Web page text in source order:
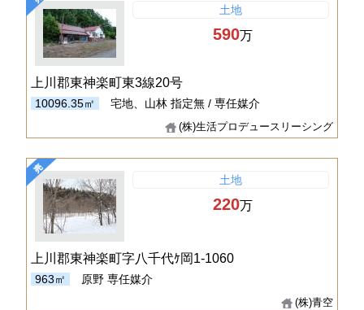
土地
590万
上川郡東神楽町東3線20号
10096.35㎡ 宅地、山林 指定無 / 専任媒介
(株)生活プロデュースリーシング
土地
220万
上川郡東神楽町字八千代ｹ岡1-1060
963㎡ 原野 専任媒介
(株)青空